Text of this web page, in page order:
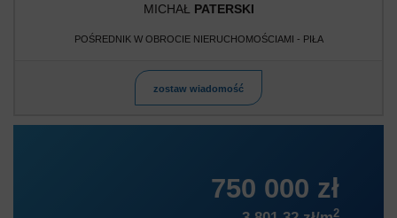
MICHAŁ PATERSKI
POŚREDNIK W OBROCIE NIERUCHOMOŚCIAMI - PIŁA
zostaw wiadomość
750 000 zł
2